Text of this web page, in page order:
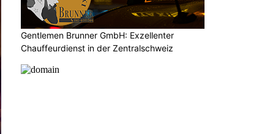
Gentlemen Brunner GmbH: Exzellenter
Chauffeurdienst in der Zentralschweiz